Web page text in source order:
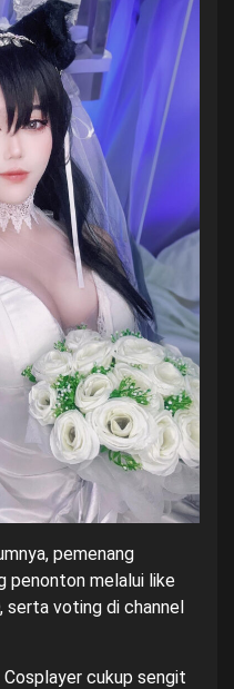
pemenang
penonton melalui like
serta voting di channel
cukup sengit